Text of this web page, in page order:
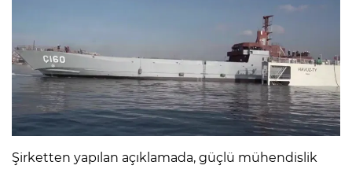
Şirketten yapılan açıklamada, güçlü mühendislik